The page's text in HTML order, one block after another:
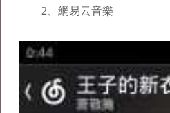
2、網易云音樂